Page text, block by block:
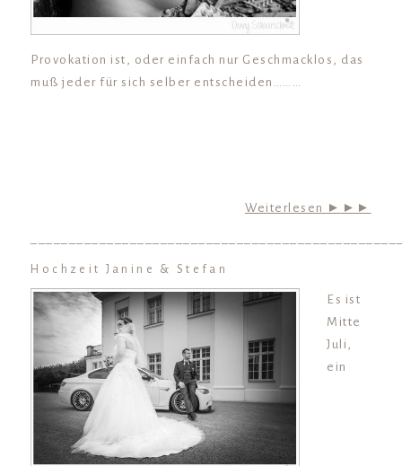
Provokation ist, oder einfach nur Geschmacklos, das
muß jeder für sich selber entscheiden………
Weiterlesen ►►►
Hochzeit Janine & Stefan
Es ist
Mitte
Juli,
ein